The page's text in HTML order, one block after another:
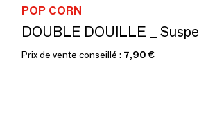
POP CORN
Prix de vente conseillé : 7,90 €